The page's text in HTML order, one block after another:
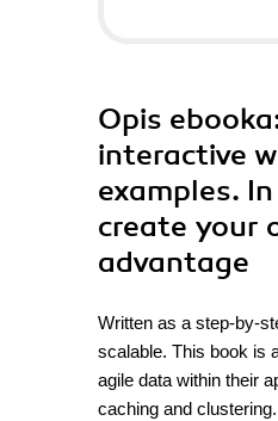
Opis ebooka
interactive
examples.
create your
advantage
Written as a step-by-
scalable. This book is
agile data within their
caching and clustering.